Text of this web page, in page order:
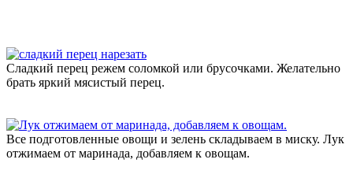
Сладкий перец режем соломкой или брусочками. Желательно
брать яркий мясистый перец.
Все подготовленные овощи и зелень складываем в миску. Лук
отжимаем от маринада, добавляем к овощам.